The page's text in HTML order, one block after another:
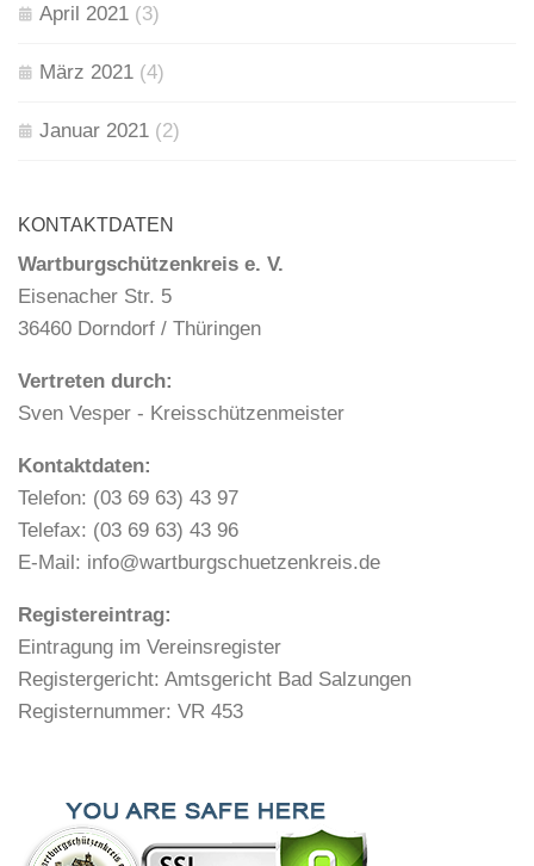
April 2021 (3)
März 2021 (4)
Januar 2021 (2)
KONTAKTDATEN
Wartburgschützenkreis e. V.
Eisenacher Str. 5
36460 Dorndorf / Thüringen
Vertreten durch:
Sven Vesper - Kreisschützenmeister
Kontaktdaten:
Telefon: (03 69 63) 43 97
Telefax: (03 69 63) 43 96
E-Mail: info@wartburgschuetzenkreis.de
Registereintrag:
Eintragung im Vereinsregister
Registergericht: Amtsgericht Bad Salzungen
Registernummer: VR 453